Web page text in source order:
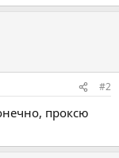
#2
проксю